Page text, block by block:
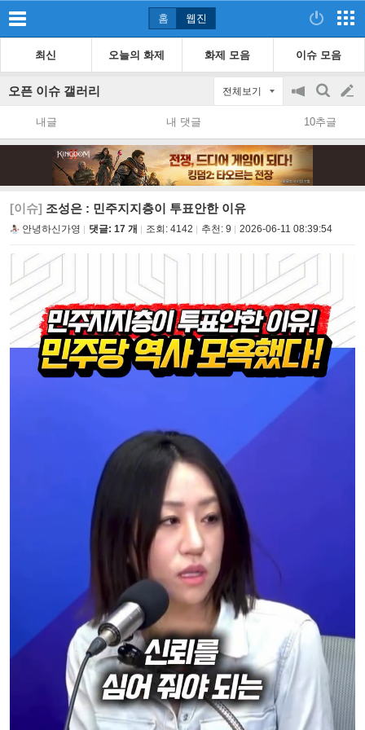
홈 웹진
최신 오늘의 화제 화제 모음 이슈 모음
오픈 이슈 갤러리 전체보기
공
지
on/off
검
색
글
쓰
내글 내 댓글 10추글
[이슈] 조성은 : 민주지지층이 투표안한 이유
안녕하신가영 댓글: 17 개 조회: 4142 추천: 9 2026-06-11 08:39:54